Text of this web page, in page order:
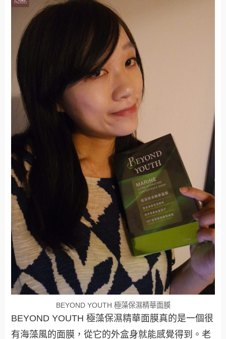
BEYOND YOUTH 極藻保濕精華面膜
BEYOND YOUTH 極藻保濕精華面膜真的是一個很
有海藻風的面膜，從它的外盒身就能感覺得到。老